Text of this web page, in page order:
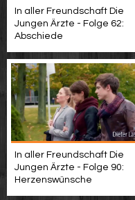
In aller Freundschaft Die
Jungen Ärzte - Folge 62:
Abschiede
In aller Freundschaft Die
Jungen Ärzte - Folge 90:
Herzenswünsche